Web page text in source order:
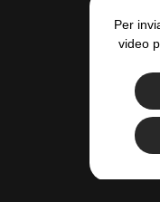
Per
video